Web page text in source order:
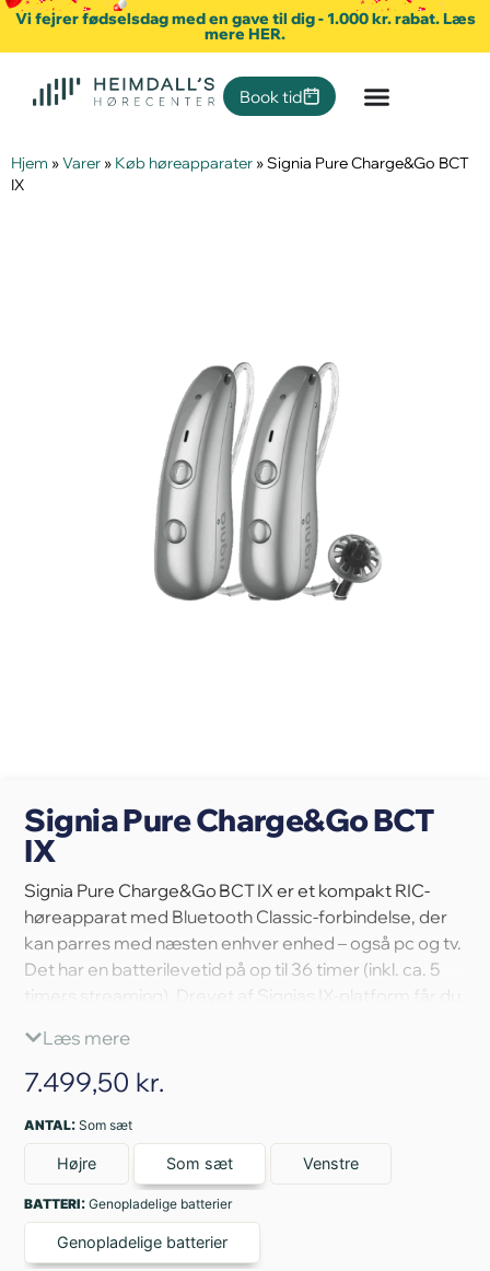
Vi fejrer fødselsdag med en gave til dig - 1.000 kr. rabat. Læs
mere HER.
Book tid
Hjem »Varer » Køb høreapparater »Signia Pure Charge&Go BCT
IX
Signia Pure Charge&Go BCT
IX
Signia Pure Charge&Go BCT IX er et kompakt RIC-
høreapparat med Bluetooth Classic-forbindelse, der
kan parres med næsten enhver enhed – også pc og tv.
Det har en batterilevetid på op til 36 timer (inkl. ca. 5
Drevet af Signias IX-platform får du
flere talere for bedre klarhed i støjende situationer (op
til 22 % bedre end konkurrenter)
og appstyring tilpasning i realtid – uden at rode med
manuel indstilling.
Læs mere
7.499,50 kr.
ANTAL: Som sæt
Højre Som sæt Venstre
BATTERI: Genopladelige batterier
Genopladelige batterier